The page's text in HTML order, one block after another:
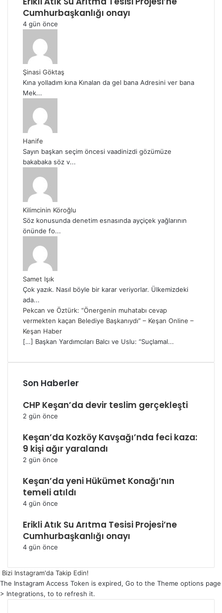
Cumhurbaşkanlığı onayı
4 gün önce
Şinasi Göktaş
Kına yolladım kına Kınalan da gel bana Adresini ver bana
Mek...
Hanife
Sayın başkan seçim öncesi vaadinizdi gözümüze
bakabaka söz v...
Kilimcinin Köroğlu
Söz konusunda denetim esnasında ayçiçek yağlarının
önünde fo...
Samet Işık
Çok yazık. Nasıl böyle bir karar veriyorlar. Ülkemizdeki
ada...
Pekcan ve Öztürk: “Önergenin muhatabı cevap
vermekten kaçan Belediye Başkanıydı” – Keşan Online –
Keşan Haber
[…] Başkan Yardımcıları Balcı ve Uslu: “Suçlamal...
Son Haberler
CHP Keşan’da devir teslim gerçekleşti
2 gün önce
Keşan’da Kozköy Kavşağı’nda feci kaza:
9 kişi ağır yaralandı
2 gün önce
Keşan’da yeni Hükümet Konağı’nın
temeli atıldı
4 gün önce
Erikli Atık Su Arıtma Tesisi Projesi’ne
Cumhurbaşkanlığı onayı
4 gün önce
Bizi Instagram'da Takip Edin!
The Instagram Access Token is expired, Go to the Theme options page
> Integrations, to to refresh it.